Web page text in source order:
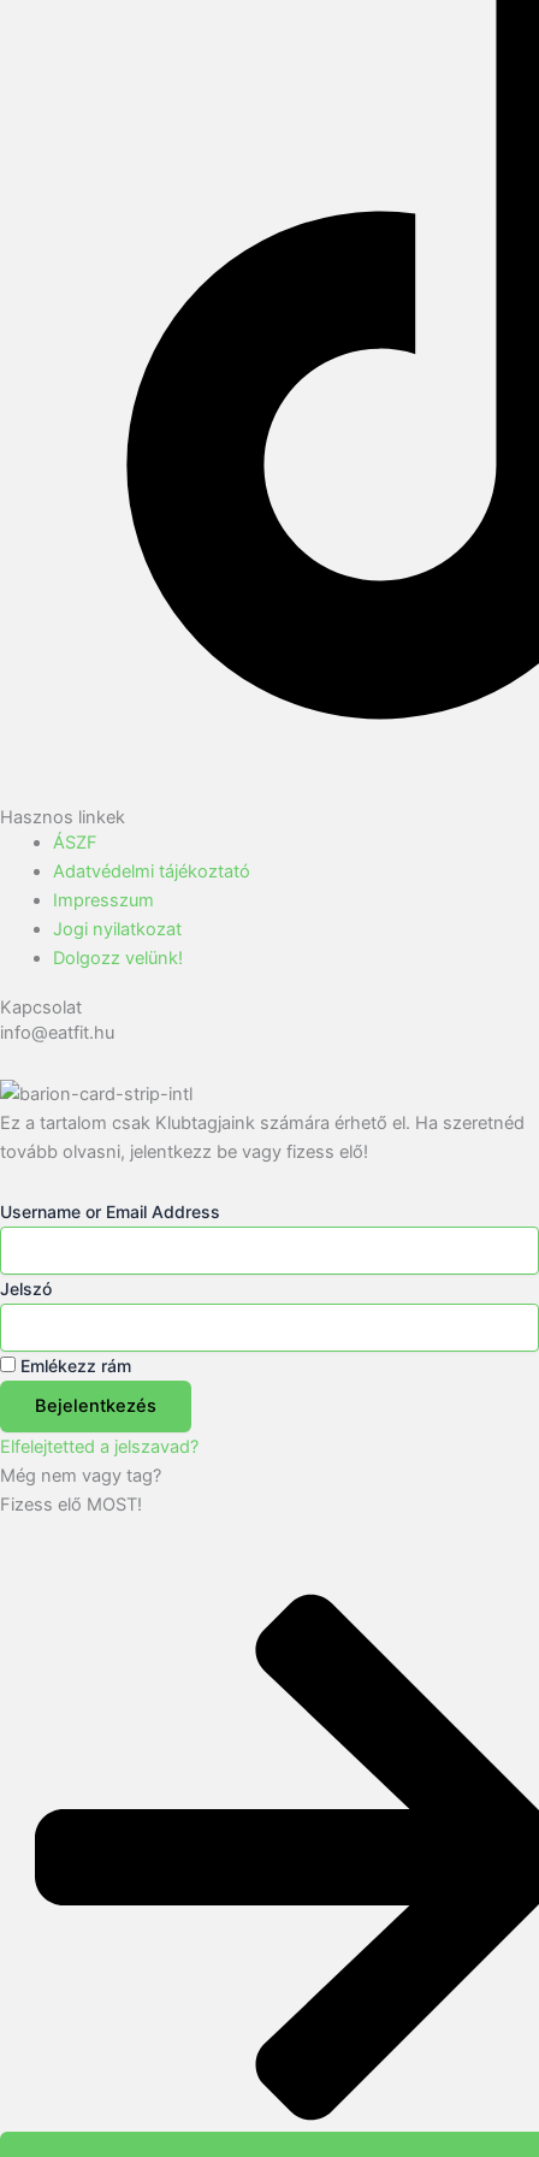
Hasznos linkek
ÁSZF
Adatvédelmi tájékoztató
Impresszum
Jogi nyilatkozat
Dolgozz velünk!
Kapcsolat
info@eatfit.hu
Ez a tartalom csak Klubtagjaink számára érhető el. Ha szeretnéd
tovább olvasni, jelentkezz be vagy fizess elő!
Username or Email Address
Jelszó
Emlékezz rám
Bejelentkezés
Elfelejtetted a jelszavad?
Még nem vagy tag?
Fizess elő MOST!